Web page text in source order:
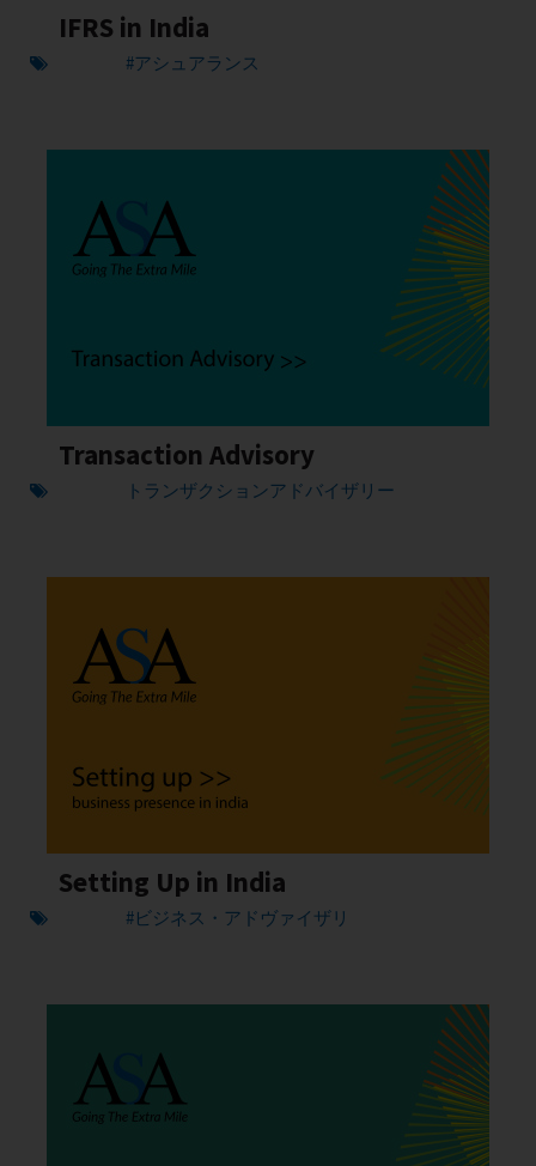
IFRS in India
#アシュアランス
Transaction Advisory
トランザクションアドバイザリー
Setting Up in India
#ビジネス・アドヴァイザリ